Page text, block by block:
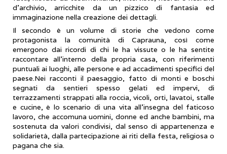
d'archivio, arricchite da un pizzico di fantasia ed
immaginazione nella creazione dei dettagli.
Il secondo è un volume di storie che vedono come
protagonista la comunità di Caprauna, così come
emergono dai ricordi di chi le ha vissute o le ha sentite
raccontare all'interno della propria casa, con riferimenti
puntuali ai luoghi, alle persone e ad accadimenti specifici del
paese.Nei racconti il paesaggio, fatto di monti e boschi
segnati da sentieri spesso gelati ed impervi, di
terrazzamenti strappati alla roccia, vicoli, orti, lavatoi, stalle
e cucine, è lo scenario di una vita all'insegna del faticoso
lavoro, che accomuna uomini, donne ed anche bambini, ma
sostenuta da valori condivisi, dal senso di appartenenza e
solidarietà, dalla partecipazione ai riti della festa, religiosa o
pagana che sia.